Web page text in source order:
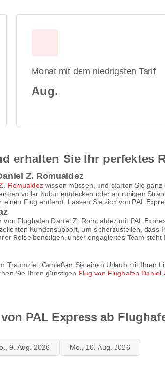
Monat mit dem niedrigsten Tarif
Aug.
erhalten Sie Ihr perfektes
Z. Romualdez
Romualdezwissen müssen, und starten Sie ganz
voller Kultur entdecken oder an ruhigen
Flug entfernt. Lassen Sie sich von PAL
Flughafen Daniel Z. Romualdez mit PAL
Kundensupport, um sicherzustellen, dass
Reise benötigen, unser engagiertes Team
Traumziel. Genießen Sie einen Urlaub mit Ihren
Sie Ihren günstigen Flug von Flughafen Daniel
PAL Express ab
9. Aug. 2026 Mo., 10. Aug. 2026